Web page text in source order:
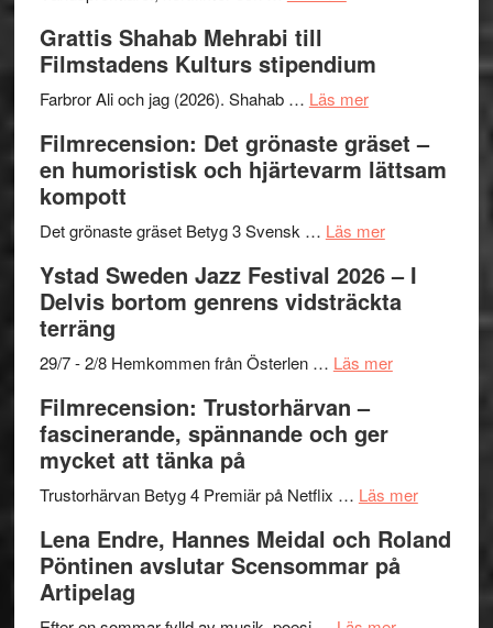
Files:
I
Want
Believe
–
Frankenshtey
med
Fox
och
Scully
West
presenterar
nya
titlar
årets
Grattis Shahab Mehrabi till
Filmstadens Kulturs stipendium
Farbror Ali och jag (2026). Shahab … Läs merom
Shahab
Mehrabi
Filmstadens
stipendium
Filmrecension: Det grönaste gräset –
en humoristisk och hjärtevarm lättsam
kompott
Det grönaste gräset Betyg 3 Svensk … Läs merom
Det
grönaste
–
och
lättsam
Ystad Sweden Jazz Festival 2026 – I
Delvis bortom genrens vidsträckta
terräng
29/7 - 2/8 Hemkommen från Österlen … Läs merom
2026
I
Delvis
Filmrecension: Trustorhärvan –
fascinerande, spännande och ger
mycket att tänka på
Trustorhärvan Betyg 4 Premiär på Netflix … Läs merom
Lena Endre, Hannes Meidal och Roland
Pöntinen avslutar Scensommar på
Artipelag